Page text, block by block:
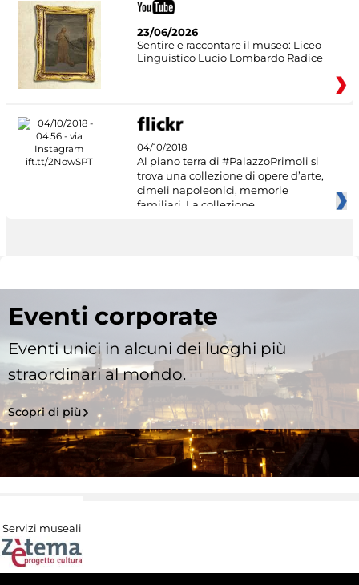
23/06/2026
Sentire e raccontare il museo: Liceo
Linguistico Lucio Lombardo Radice
04/10/2018
Al piano terra di #PalazzoPrimoli si
trova una collezione di opere d’arte,
cimeli napoleonici, memorie
familiari. La collezione
Eventi corporate
Eventi unici in alcuni dei luoghi più
straordinari al mondo.
Scopri di più
Servizi museali